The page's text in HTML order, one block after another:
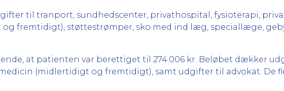
til tranport, sundhedscenter, privathospital, fysioterapi,
fremtidigt), støttestrømper, sko med ind læg, speciallæge,
at patienten var berettiget til 274.006 kr. Beløbet dækker
(midlertidigt og fremtidigt), samt udgifter til advokat. De